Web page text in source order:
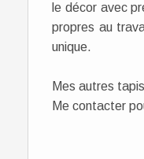
le décor avec
propres au
unique.
Mes autres
Me contacter